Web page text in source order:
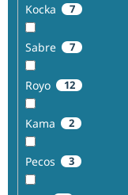
Kocka 7
Sabre 7
Royo 12
Kama 2
Pecos 3